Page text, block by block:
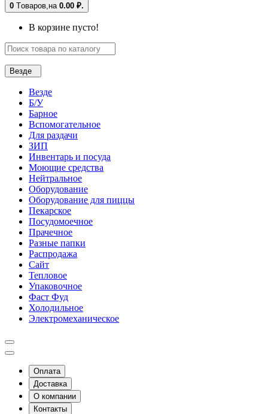
0 Tоваров, на 0.00 ₽.
В корзине пусто!
Везде
Везде
Б/У
Барное
Вспомогательное
Для раздачи
ЗИП
Инвентарь и посуда
Моющие средства
Нейтральное
Оборудование
Оборудование для пиццы
Пекарское
Посудомоечное
Прачечное
Разные папки
Распродажа
Сайт
Тепловое
Упаковочное
Фаст Фуд
Холодильное
Электромеханическое
Оплата
Доставка
О компании
Контакты